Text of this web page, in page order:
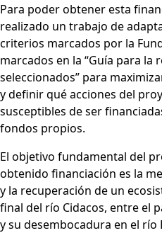
Para poder obtener esta
realizado un trabajo de
criterios marcados por la
marcados en la “Guía para
seleccionados” para
y definir qué acciones del
susceptibles de ser
fondos propios.
El objetivo fundamental del
obtenido financiación es la
y la recuperación de un
final del río Cidacos, entre el
y su desembocadura en el río